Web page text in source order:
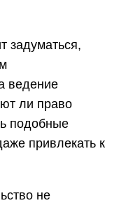
задуматься,
ведение
ли право
подобные
привлекать к
не